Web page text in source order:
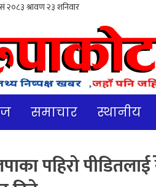
समाचार स्थानीय
पहिरो